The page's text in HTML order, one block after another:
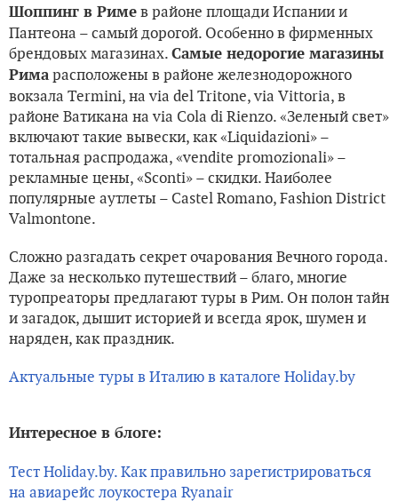
Шоппинг в Риме в районе площади Испании и
Пантеона – самый дорогой. Особенно в фирменных
брендовых магазинах. Самые недорогие магазины
Рима расположены в районе железнодорожного
вокзала Termini, на via del Tritone, via Vittoria, в
районе Ватикана на via Cola di Rienzo. «Зеленый свет»
включают такие вывески, как «Liquidazioni» –
тотальная распродажа, «vendite promozionali» –
рекламные цены, «Sconti» – скидки. Наиболее
популярные аутлеты – Castel Romano, Fashion District
Valmontone.
Сложно разгадать секрет очарования Вечного города.
Даже за несколько путешествий – благо, многие
туропреаторы предлагают туры в Рим. Он полон тайн
и загадок, дышит историей и всегда ярок, шумен и
наряден, как праздник.
Актуальные туры в Италию в каталоге Holiday.by
Интересное в блоге:
Тест Holiday.by. Как правильно зарегистрироваться
на авиарейс лоукостера Ryanair